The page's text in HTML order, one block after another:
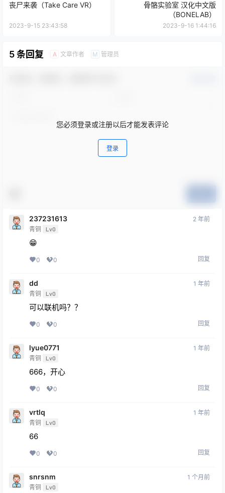
丧尸来袭（Take Care VR）
2023-9-15 23:43:58
骨骼实验室 汉化中文版
（BONELAB）
2023-9-16 1:44:16
5 条回复 A 文章作者 M 管理员
您必须登录或注册以后才能发表评论
登录
237231613
青铜 Lv0
2 年前
😁
0 0 回复
dd
青铜 Lv0
1 年前
可以联机吗？？
0 0 回复
lyue0771
青铜 Lv0
1 年前
666，开心
0 0 回复
vrtlq
青铜 Lv0
1 年前
66
0 0 回复
snrsnm
青铜 Lv0
1 个月前